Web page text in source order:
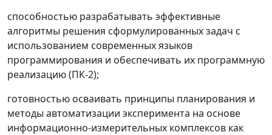
способностью разрабатывать эффективные
алгоритмы решения сформулированных задач с
использованием современных языков
программирования и обеспечивать их программную
реализацию (ПК-2);
готовностью осваивать принципы планирования и
методы автоматизации эксперимента на основе
информационно-измерительных комплексов как